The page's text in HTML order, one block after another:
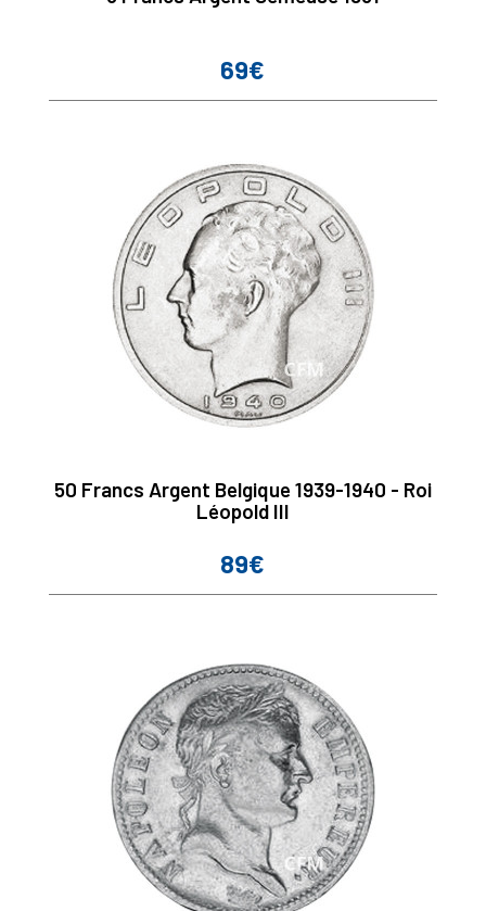
Prix
69€
50 Francs Argent Belgique 1939-1940 - Roi
Léopold III
Prix
89€